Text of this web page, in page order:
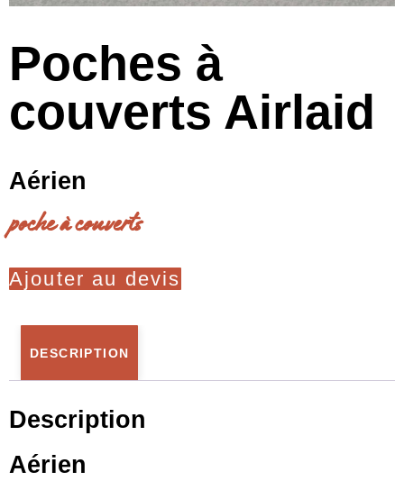
Poches à
couverts Airlaid
Aérien
poche à couverts
Ajouter au devis
DESCRIPTION
Description
Aérien